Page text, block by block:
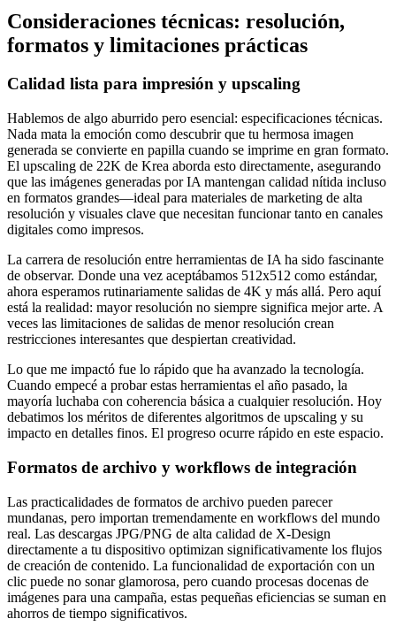
Consideraciones técnicas: resolución,
formatos y limitaciones prácticas
Calidad lista para impresión y upscaling
Hablemos de algo aburrido pero esencial: especificaciones técnicas.
Nada mata la emoción como descubrir que tu hermosa imagen
generada se convierte en papilla cuando se imprime en gran formato.
El upscaling de 22K de Krea aborda esto directamente, asegurando
que las imágenes generadas por IA mantengan calidad nítida incluso
en formatos grandes—ideal para materiales de marketing de alta
resolución y visuales clave que necesitan funcionar tanto en canales
digitales como impresos.
La carrera de resolución entre herramientas de IA ha sido fascinante
de observar. Donde una vez aceptábamos 512x512 como estándar,
ahora esperamos rutinariamente salidas de 4K y más allá. Pero aquí
está la realidad: mayor resolución no siempre significa mejor arte. A
veces las limitaciones de salidas de menor resolución crean
restricciones interesantes que despiertan creatividad.
Lo que me impactó fue lo rápido que ha avanzado la tecnología.
Cuando empecé a probar estas herramientas el año pasado, la
mayoría luchaba con coherencia básica a cualquier resolución. Hoy
debatimos los méritos de diferentes algoritmos de upscaling y su
impacto en detalles finos. El progreso ocurre rápido en este espacio.
Formatos de archivo y workflows de integración
Las practicalidades de formatos de archivo pueden parecer
mundanas, pero importan tremendamente en workflows del mundo
real. Las descargas JPG/PNG de alta calidad de X-Design
directamente a tu dispositivo optimizan significativamente los flujos
de creación de contenido. La funcionalidad de exportación con un
clic puede no sonar glamorosa, pero cuando procesas docenas de
imágenes para una campaña, estas pequeñas eficiencias se suman en
ahorros de tiempo significativos.